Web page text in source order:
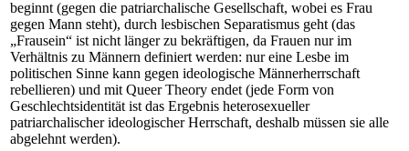
beginnt (gegen die patriarchalische Gesellschaft, wobei es Frau
gegen Mann steht), durch lesbischen Separatismus geht (das
„Frausein“ ist nicht länger zu bekräftigen, da Frauen nur im
Verhältnis zu Männern definiert werden: nur eine Lesbe im
politischen Sinne kann gegen ideologische Männerherrschaft
rebellieren) und mit Queer Theory endet (jede Form von
Geschlechtsidentität ist das Ergebnis heterosexueller
patriarchalischer ideologischer Herrschaft, deshalb müssen sie alle
abgelehnt werden).